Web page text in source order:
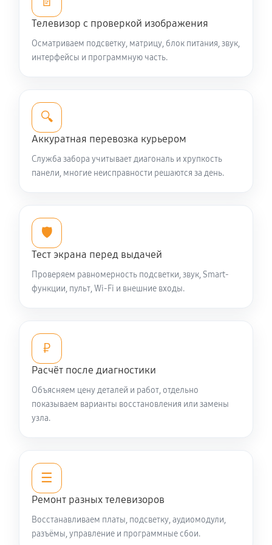
Замена резистора телевизора Digma DM-
LED24MQ12
1350 руб 60 минут
Замена платы обработки видеосигнала
1620 руб 60 минут
Замена конденсатора телевизора Digma DM-
Замена кнопок управления
1080 руб 60 минут
Замена ИК-приемника телевизора Digma DM-
Замена разъема AUX телевизора Digma DM-
LED24MQ12
1080 руб 60 минут
Замена SCART-разъема
Замена шнура питания
Замена разъема питания
1080 руб 60 минут
Телевизор с проверкой изображения
Осматриваем подсветку, матрицу, блок питания, звук,
интерфейсы и программную часть.
🔍
Аккуратная перевозка курьером
Служба забора учитывает диагональ и хрупкость
панели, многие неисправности решаются за день.
🛡️
Тест экрана перед выдачей
Проверяем равномерность подсветки, звук, Smart-
функции, пульт, Wi-Fi и внешние входы.
₽
Расчёт после диагностики
Объясняем цену деталей и работ, отдельно
показываем варианты восстановления или замены
узла.
☰
Ремонт разных телевизоров
Восстанавливаем платы, подсветку, аудиомодули,
разъёмы, управление и программные сбои.